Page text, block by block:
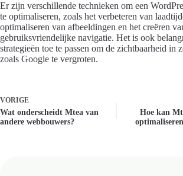
Er zijn verschillende technieken om een
te optimaliseren, zoals het verbeteren van
optimaliseren van afbeeldingen en het creëren
gebruiksvriendelijke navigatie. Het is ook
strategieën toe te passen om de zichtbaarheid in
zoals Google te vergroten.
VORIGE
Wat onderscheidt Mtea van
andere webbouwers?
Hoe kan